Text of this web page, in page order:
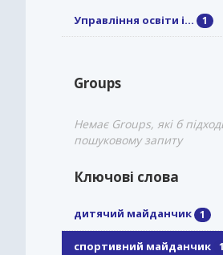
Управління освіти і... 1
Groups
Немає Groups, які б
пошуковому запиту
Ключові слова
дитячий майданчик 1
спортивний майданчик 1